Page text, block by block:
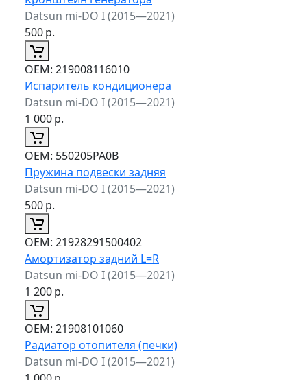
Datsun mi-DO I (2015—2021)
500р.
ОЕМ: 219008116010
Испаритель кондиционера
Datsun mi-DO I (2015—2021)
1 000р.
ОЕМ: 550205PA0B
Пружина подвески задняя
Datsun mi-DO I (2015—2021)
500р.
ОЕМ: 21928291500402
Амортизатор задний L=R
Datsun mi-DO I (2015—2021)
1 200р.
ОЕМ: 21908101060
Радиатор отопителя (печки)
Datsun mi-DO I (2015—2021)